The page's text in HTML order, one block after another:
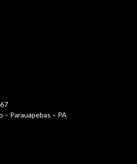
– Parauapebas – PA